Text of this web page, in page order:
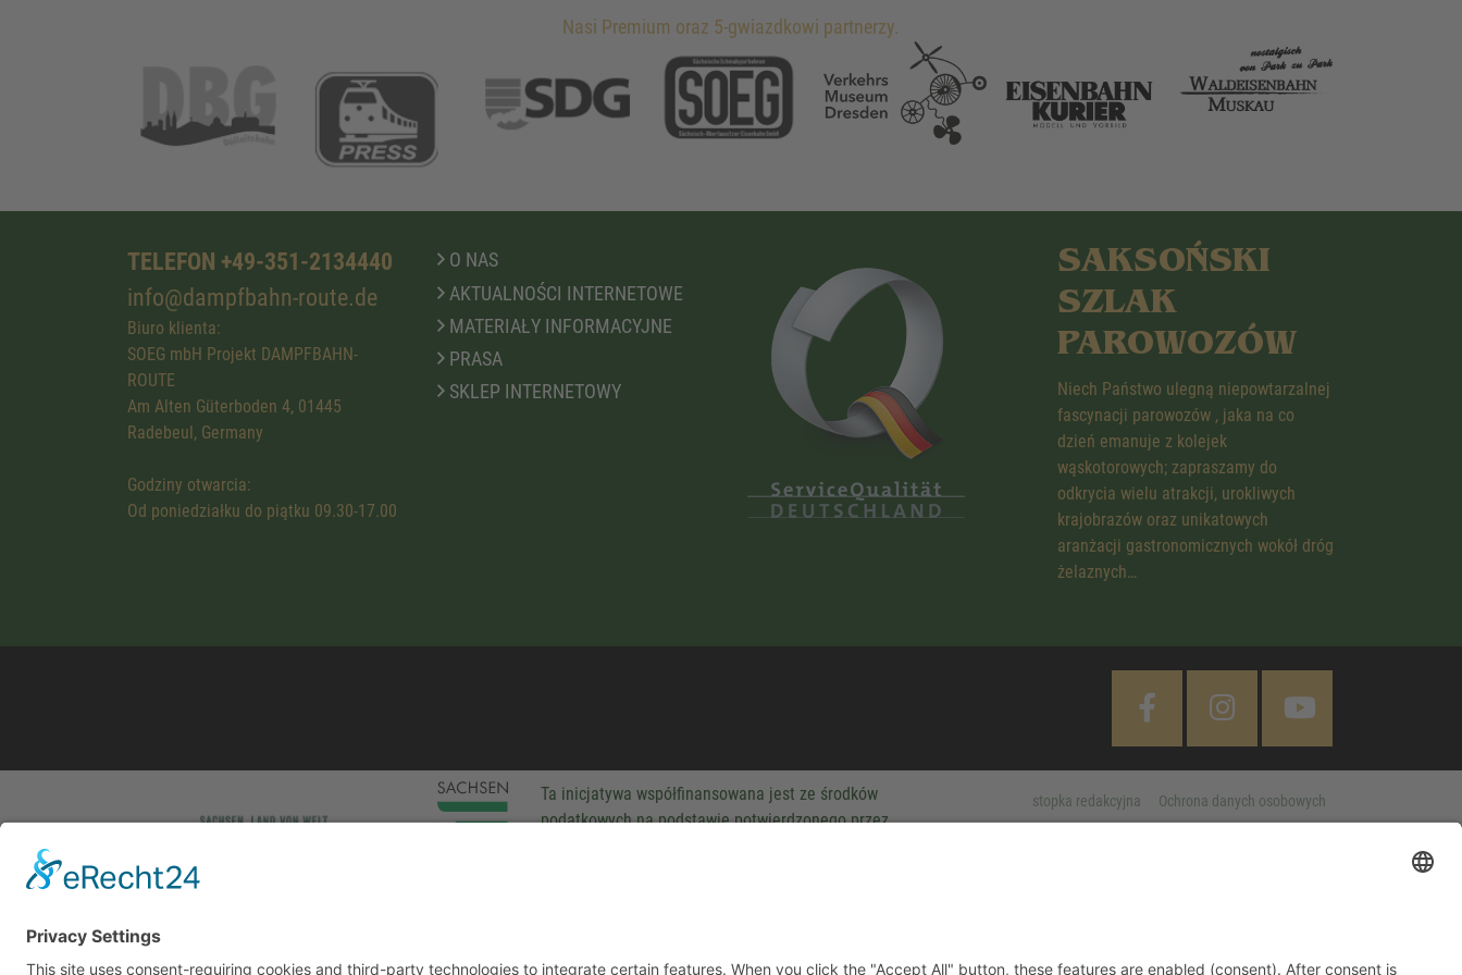
Nasi Premium oraz 5-gwiazdkowi partnerzy.
TELEFON +49-351-2134440
info@dampfbahn-route.de
Biuro klienta:
SOEG mbH Projekt DAMPFBAHN-
ROUTE
Am Alten Güterboden 4, 01445
Radebeul, Germany
Godziny otwarcia:
Od poniedziałku do piątku 09.30-17.00
O NAS
AKTUALNOŚCI INTERNETOWE
MATERIAŁY INFORMACYJNE
PRASA
SKLEP INTERNETOWY
SAKSOŃSKI
SZLAK
PAROWOZÓW
Niech Państwo ulegną niepowtarzalnej
fascynacji parowozów , jaka na co
dzień emanuje z kolejek
wąskotorowych; zapraszamy do
odkrycia wielu atrakcji, urokliwych
krajobrazów oraz unikatowych
aranżacji gastronomicznych wokół dróg
żelaznych…
Ta inicjatywa współfinansowana jest ze środków
podatkowych na podstawie potwierdzonego przez
stopka redakcyjna Ochrona danych osobowych
This site uses consent-requiring cookies and third-party technologies to integrate certain features. When you click the "Accept All" button, these features are enabled (consent). After
consent is given, we and the involved third-party companies process your personal data for various purposes. Detailed information on purpose, legal basis and third party companies